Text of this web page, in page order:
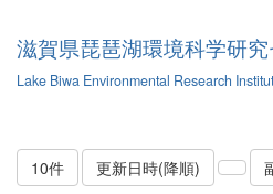
滋賀県琵琶湖環境科学研
Lake Biwa Environmental Research
10件 更新日時(降順)